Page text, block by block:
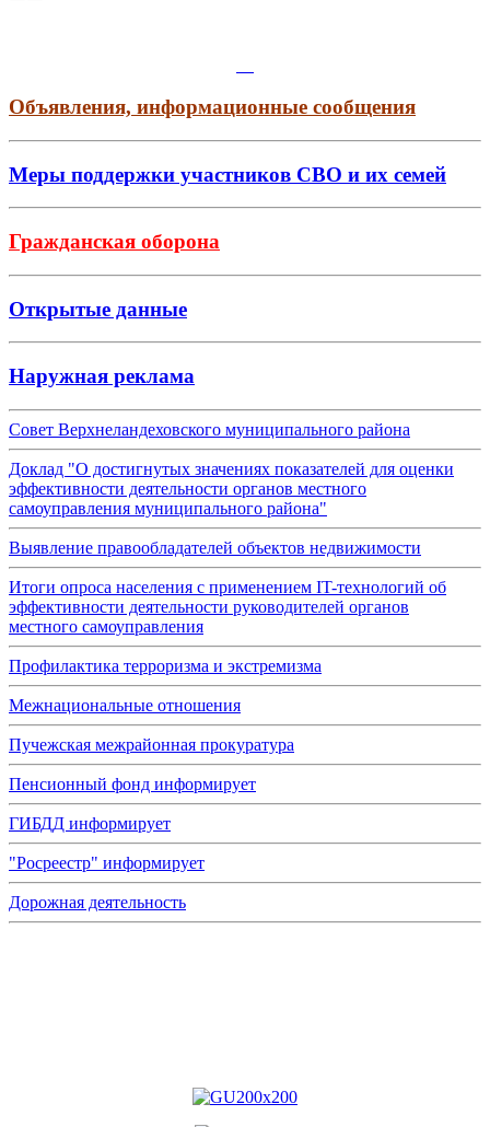
Объявления, информационные сообщения
Меры поддержки участников СВО и их семей
Гражданская оборона
Открытые данные
Наружная реклама
Совет Верхнеландеховского муниципального района
Доклад "О достигнутых значениях показателей для оценки
эффективности деятельности органов местного
самоуправления муниципального района"
Выявление правообладателей объектов недвижимости
Итоги опроса населения с применением IT-технологий об
эффективности деятельности руководителей органов
местного самоуправления
Профилактика терроризма и экстремизма
Межнациональные отношения
Пучежская межрайонная прокуратура
Пенсионный фонд информирует
ГИБДД информирует
"Росреестр" информирует
Дорожная деятельность